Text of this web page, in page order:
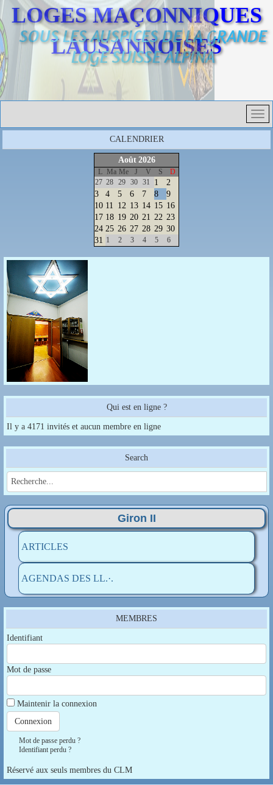
LOGES MAÇONNIQUES
LAUSANNOISES
SOUS LES AUSPICES DE LA GRANDE
LOGE SUISSE ALPINA
CALENDRIER
Août 2026
L Ma Me J V S
D
27 28 29 30 31 1
2
3
4 5 6 7 8
9
10 11 12 13 14 15 16
17 18 19 20 21 22 23
24 25 26 27 28 29 30
31 1 2 3 4 5 6
Qui est en ligne ?
Il y a 4171 invités et aucun membre en ligne
Search
Giron II
ARTICLES
AGENDAS DES LL.·.
MEMBRES
Identifiant
Mot de passe
Maintenir la connexion
Mot de passe perdu ?
Identifiant perdu ?
Réservé aux seuls membres du CLM